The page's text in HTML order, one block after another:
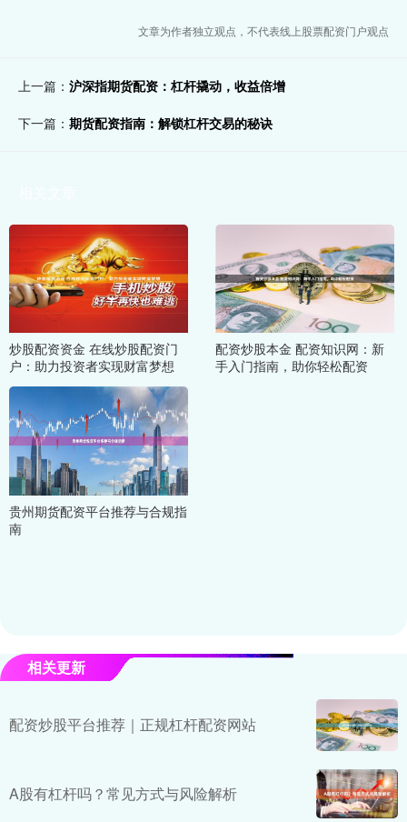
文章为作者独立观点，不代表线上股票配资门户观点
上一篇： 沪深指期货配资：杠杆撬动，收益倍增
下一篇： 期货配资指南：解锁杠杆交易的秘诀
炒股配资资金 在线炒股配资门
户：助力投资者实现财富梦想
配资炒股本金 配资知识网：新
手入门指南，助你轻松配资
贵州期货配资平台推荐与合规指
南
相关更新
配资炒股平台推荐｜正规杠杆配资网站
A股有杠杆吗？常见方式与风险解析